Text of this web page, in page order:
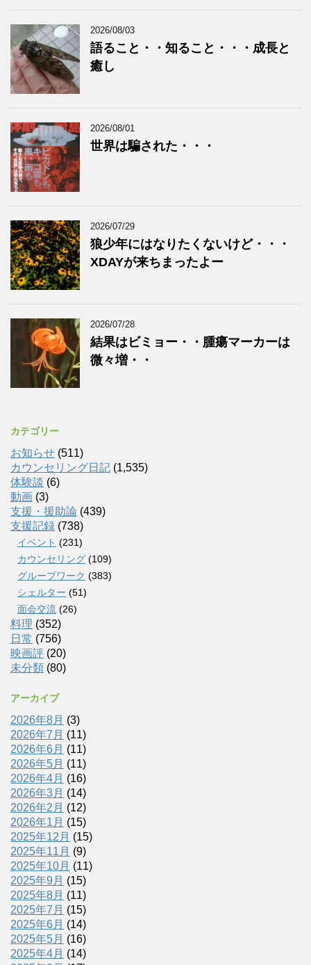
2026/08/03
語ること・・知ること・・・成長と
癒し
2026/08/01
世界は騙された・・・
2026/07/29
狼少年にはなりたくないけど・・・
XDAYが来ちまったよー
2026/07/28
結果はビミョー・・腫瘍マーカーは
微々増・・
カテゴリー
お知らせ (511)
カウンセリング日記 (1,535)
体験談 (6)
動画 (3)
支援・援助論 (439)
支援記録 (738)
イベント (231)
カウンセリング (109)
グループワーク (383)
シェルター (51)
面会交流 (26)
料理 (352)
日常 (756)
映画評 (20)
未分類 (80)
アーカイブ
2026年8月 (3)
2026年7月 (11)
2026年6月 (11)
2026年5月 (11)
2026年4月 (16)
2026年3月 (14)
2026年2月 (12)
2026年1月 (15)
2025年12月 (15)
2025年11月 (9)
2025年10月 (11)
2025年9月 (15)
2025年8月 (11)
2025年7月 (15)
2025年6月 (14)
2025年5月 (16)
2025年4月 (14)